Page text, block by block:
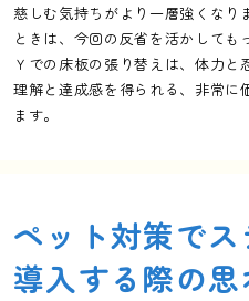
慈しむ気持ちがより一層強くなり
ときは、今回の反省を活かしても
Ｙでの床板の張り替えは、体力
理解と達成感を得られる、非常に
ます。
ペット対策で
導入する際の